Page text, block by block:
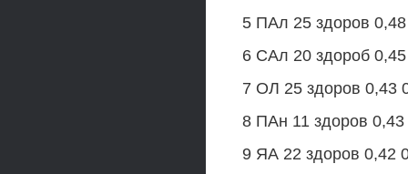
5 ПАл 25 здоров
6 САл 20 здороб
7 ОЛ 25 здоров 0,43
8 ПАн 11 здоров
9 ЯА 22 здоров 0,42